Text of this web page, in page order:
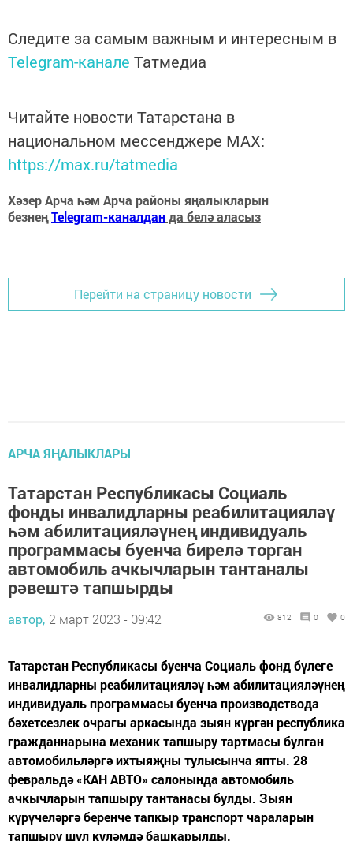
Следите за самым важным и интересным в
Telegram-канале Татмедиа
Читайте новости Татарстана в
национальном мессенджере MАХ:
https://max.ru/tatmedia
Хәзер Арча һәм Арча районы яңалыкларын
безнеңTelegram-каналданда белә аласыз
Перейти на страницу новости
АРЧА ЯҢАЛЫКЛАРЫ
Татарстан Республикасы Социаль
фонды инвалидларны реабилитацияләү
һәм абилитацияләүнең индивидуаль
программасы буенча бирелә торган
автомобиль ачкычларын тантаналы
рәвештә тапшырды
автор, 2 март 2023 - 09:42 812 0 0
Татарстан Республикасы буенча Социаль фонд бүлеге
инвалидларны реабилитацияләү һәм абилитацияләүнең
индивидуаль программасы буенча производствода
бәхетсезлек очрагы аркасында зыян күргән республика
гражданнарына механик тапшыру тартмасы булган
автомобильләргә ихтыяҗны тулысынча япты. 28
февральдә «КАН АВТО» салонында автомобиль
ачкычларын тапшыру тантанасы булды. Зыян
күрүчеләргә беренче тапкыр транспорт чараларын
тапшыру шул күләмдә башкарылды.